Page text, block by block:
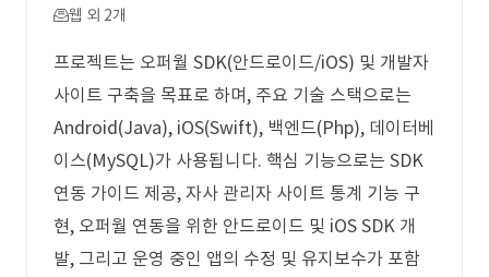
웹 외 2개
프로젝트는 오퍼월 SDK(안드로이드/iOS) 및 개발자
사이트 구축을 목표로 하며, 주요 기술 스택으로는
Android(Java), iOS(Swift), 백엔드(Php), 데이터베
이스(MySQL)가 사용됩니다. 핵심 기능으로는 SDK
연동 가이드 제공, 자사 관리자 사이트 통계 기능 구
현, 오퍼월 연동을 위한 안드로이드 및 iOS SDK 개
발, 그리고 운영 중인 앱의 수정 및 유지보수가 포함